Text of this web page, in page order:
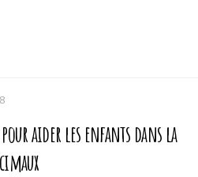
aider les enfants dans la